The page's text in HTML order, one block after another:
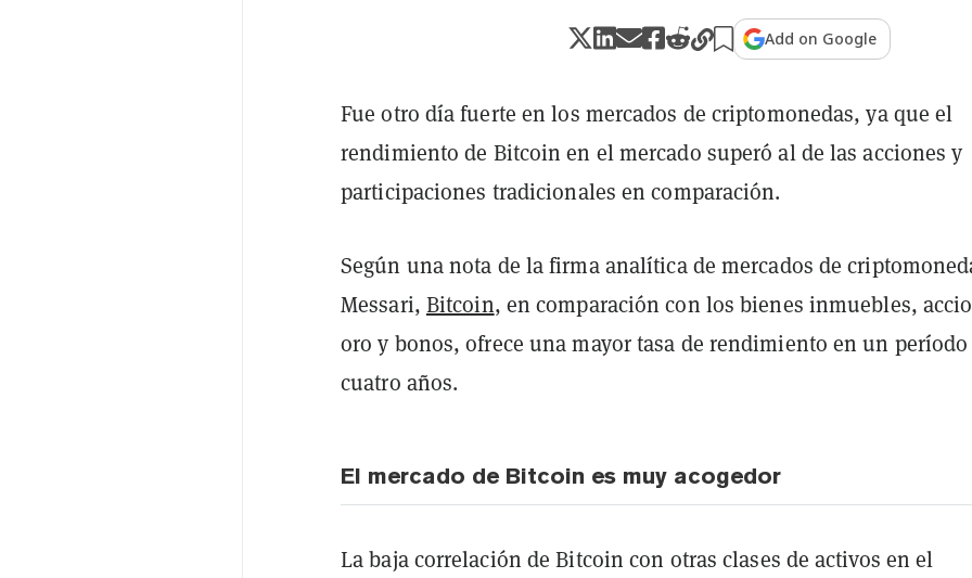
Add on Google
Fue otro día fuerte en los mercados de criptomonedas, ya que el
rendimiento de Bitcoin en el mercado superó al de las acciones y
participaciones tradicionales en comparación.
Según una nota de la firma analítica de mercados de
Messari, Bitcoin, en comparación con los bienes inmuebles,
oro y bonos, ofrece una mayor tasa de rendimiento en un período
cuatro años.
El mercado de Bitcoin es muy acogedor
La baja correlación de Bitcoin con otras clases de activos en el